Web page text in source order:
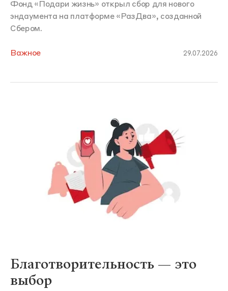
Фонд «Подари жизнь» открыл сбор для нового
эндаумента на платформе «РазДва», созданной
Сбером.
Важное 29.07.2026
Благотворительность — это
выбор